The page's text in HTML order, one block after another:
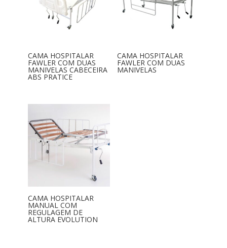
CAMA HOSPITALAR
FAWLER COM DUAS
MANIVELAS CABECEIRA
ABS PRATICE
CAMA HOSPITALAR
FAWLER COM DUAS
MANIVELAS
CAMA HOSPITALAR
MANUAL COM
REGULAGEM DE
ALTURA EVOLUTION